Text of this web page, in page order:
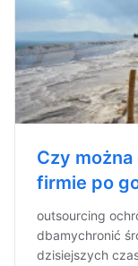
Czy
firmie po
outsourcing
dbamychronić
dzisiejszych